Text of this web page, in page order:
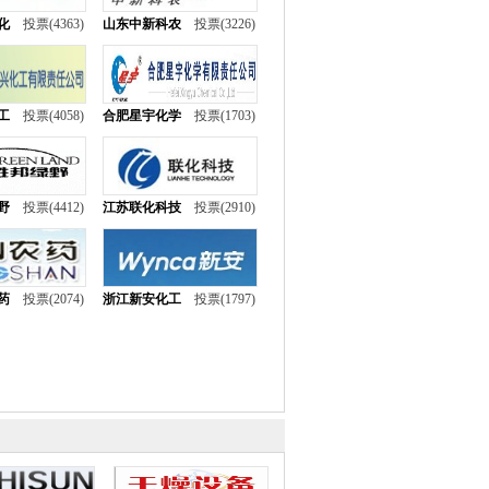
投票(4363) 山东中新科农 投票(3226)
投票(4058) 合肥星宇化学 投票(1703)
投票(4412) 江苏联化科技 投票(2910)
投票(2074) 浙江新安化工 投票(1797)